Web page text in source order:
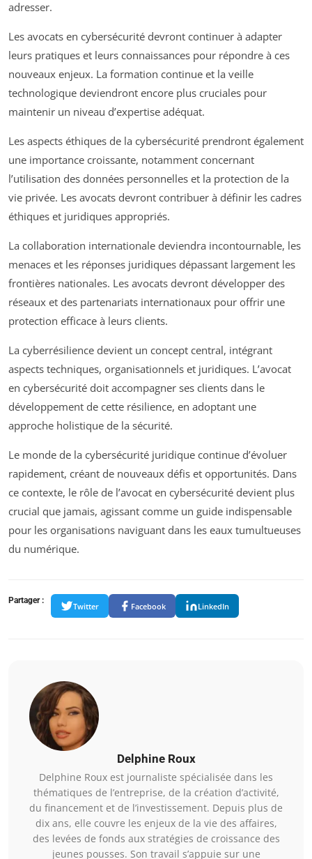
adresser.
Les avocats en cybersécurité devront continuer à adapter
leurs pratiques et leurs connaissances pour répondre à ces
nouveaux enjeux. La formation continue et la veille
technologique deviendront encore plus cruciales pour
maintenir un niveau d’expertise adéquat.
Les aspects éthiques de la cybersécurité prendront également
une importance croissante, notamment concernant
l’utilisation des données personnelles et la protection de la
vie privée. Les avocats devront contribuer à définir les cadres
éthiques et juridiques appropriés.
La collaboration internationale deviendra incontournable, les
menaces et les réponses juridiques dépassant largement les
frontières nationales. Les avocats devront développer des
réseaux et des partenariats internationaux pour offrir une
protection efficace à leurs clients.
La cyberrésilience devient un concept central, intégrant
aspects techniques, organisationnels et juridiques. L’avocat
en cybersécurité doit accompagner ses clients dans le
développement de cette résilience, en adoptant une
approche holistique de la sécurité.
Le monde de la cybersécurité juridique continue d’évoluer
rapidement, créant de nouveaux défis et opportunités. Dans
ce contexte, le rôle de l’avocat en cybersécurité devient plus
crucial que jamais, agissant comme un guide indispensable
pour les organisations naviguant dans les eaux tumultueuses
du numérique.
Partager :
Twitter Facebook LinkedIn
Delphine Roux
Delphine Roux est journaliste spécialisée dans les
thématiques de l’entreprise, de la création d’activité,
du financement et de l’investissement. Depuis plus de
dix ans, elle couvre les enjeux de la vie des affaires,
des levées de fonds aux stratégies de croissance des
jeunes pousses. Son travail s’appuie sur une